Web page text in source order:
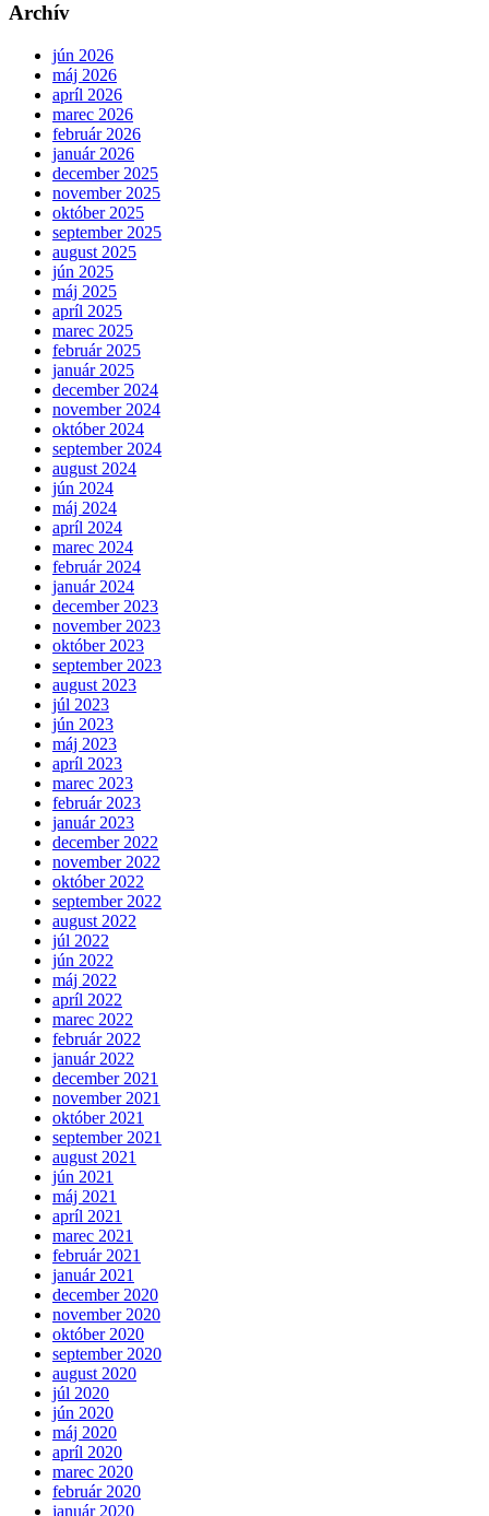
Archív
jún 2026
máj 2026
apríl 2026
marec 2026
február 2026
január 2026
december 2025
november 2025
október 2025
september 2025
august 2025
jún 2025
máj 2025
apríl 2025
marec 2025
február 2025
január 2025
december 2024
november 2024
október 2024
september 2024
august 2024
jún 2024
máj 2024
apríl 2024
marec 2024
február 2024
január 2024
december 2023
november 2023
október 2023
september 2023
august 2023
júl 2023
jún 2023
máj 2023
apríl 2023
marec 2023
február 2023
január 2023
december 2022
november 2022
október 2022
september 2022
august 2022
júl 2022
jún 2022
máj 2022
apríl 2022
marec 2022
február 2022
január 2022
december 2021
november 2021
október 2021
september 2021
august 2021
jún 2021
máj 2021
apríl 2021
marec 2021
február 2021
január 2021
december 2020
november 2020
október 2020
september 2020
august 2020
júl 2020
jún 2020
máj 2020
apríl 2020
marec 2020
február 2020
január 2020